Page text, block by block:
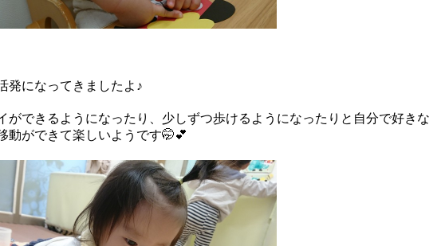
発になってきましたよ♪
ができるようになったり、少しずつ歩けるようになったりと自分で好きな
動ができて楽しいようです🤭💕